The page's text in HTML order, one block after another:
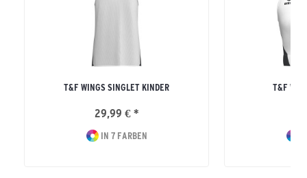
T&F WINGS SINGLET KINDER
29,99 € *
IN 7 FARBEN
T&F